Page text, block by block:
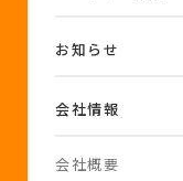
お知らせ
会社情報
会社概要